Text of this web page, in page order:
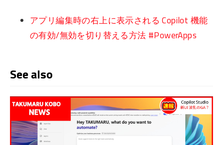
アプリ編集時の右上に表示される Copilot 機能
の有効/無効を切り替える方法 #PowerApps
See also